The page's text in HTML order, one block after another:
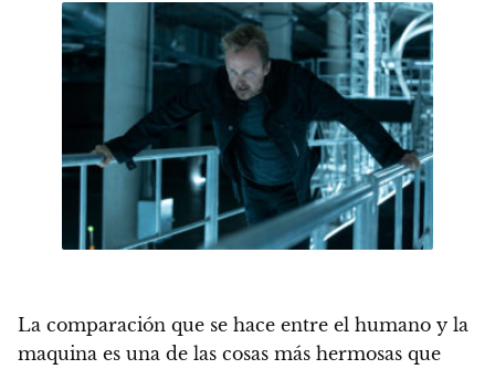
La comparación que se hace entre el humano y la
maquina es una de las cosas más hermosas que